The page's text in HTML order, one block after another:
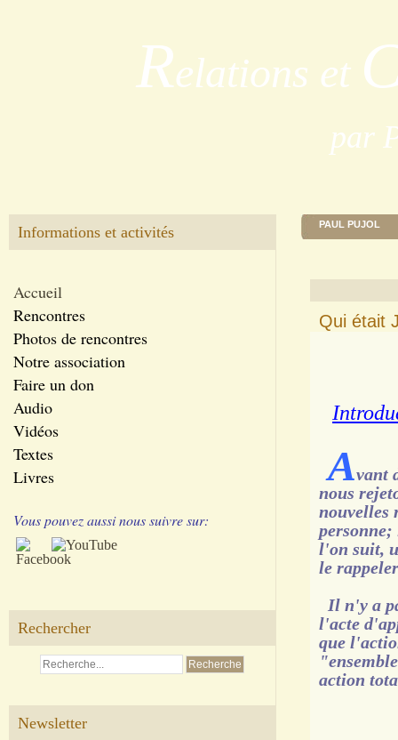
Relations et
par
Informations et activités
Accueil
Rencontres
Photos de rencontres
Notre association
Faire un don
Audio
Vidéos
Textes
Livres
Vous pouvez aussi nous suivre sur:
Rechercher
Newsletter
PAUL PUJOL
Qui était
Avant
nous
nouvelles
personne;
l'on suit,
le
Il n'y a
l'acte
que
action